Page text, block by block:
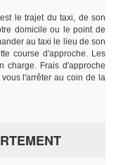
le trajet du taxi, de son
domicile ou le point de
au taxi le lieu de son
course d'approche. Les
charge. Frais d'approche
l'arrêter au coin de la